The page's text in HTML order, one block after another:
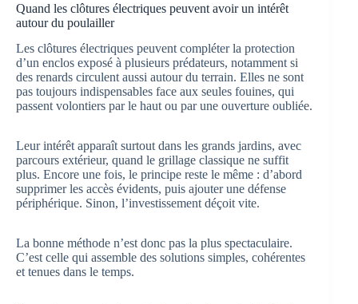
Quand les clôtures électriques peuvent avoir un intérêt
autour du poulailler
Les clôtures électriques peuvent compléter la protection
d’un enclos exposé à plusieurs prédateurs, notamment si
des renards circulent aussi autour du terrain. Elles ne sont
pas toujours indispensables face aux seules fouines, qui
passent volontiers par le haut ou par une ouverture oubliée.
Leur intérêt apparaît surtout dans les grands jardins, avec
parcours extérieur, quand le grillage classique ne suffit
plus. Encore une fois, le principe reste le même : d’abord
supprimer les accès évidents, puis ajouter une défense
périphérique. Sinon, l’investissement déçoit vite.
La bonne méthode n’est donc pas la plus spectaculaire.
C’est celle qui assemble des solutions simples, cohérentes
et tenues dans le temps.